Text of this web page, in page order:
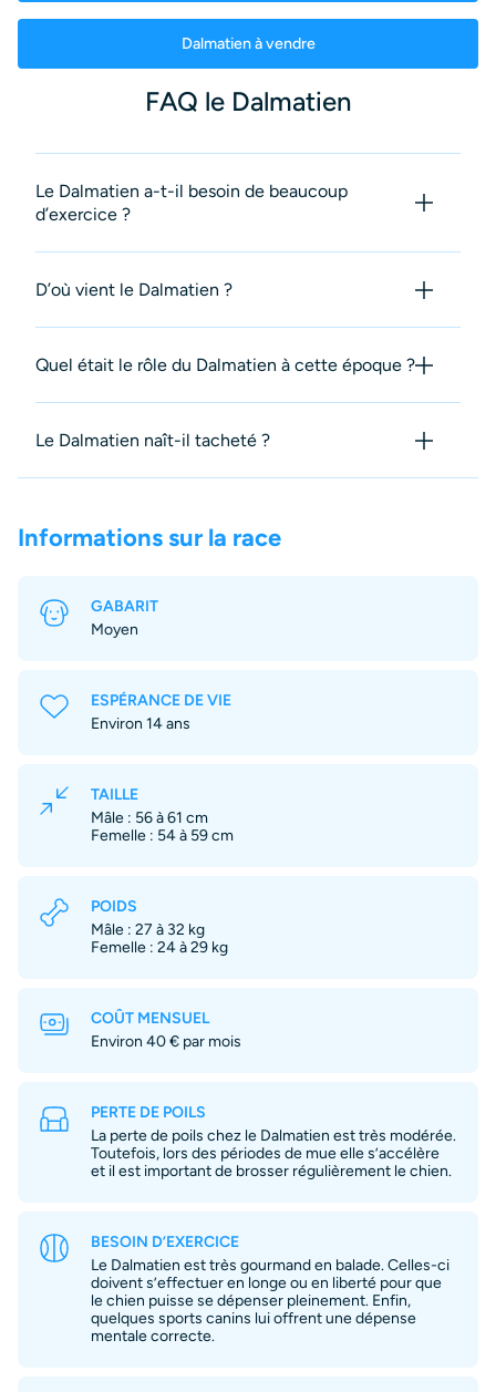
Dalmatien à vendre
FAQ le Dalmatien
Le Dalmatien a-t-il besoin de beaucoup
d’exercice ?
D’où vient le Dalmatien ?
Quel était le rôle du Dalmatien à cette époque ?
Le Dalmatien naît-il tacheté ?
Informations sur la race
GABARIT
Moyen
ESPÉRANCE DE VIE
Environ 14 ans
TAILLE
Mâle : 56 à 61 cm
Femelle : 54 à 59 cm
POIDS
Mâle : 27 à 32 kg
Femelle : 24 à 29 kg
COÛT MENSUEL
Environ 40 € par mois
PERTE DE POILS
La perte de poils chez le Dalmatien est très modérée.
Toutefois, lors des périodes de mue elle s’accélère
et il est important de brosser régulièrement le chien.
BESOIN D’EXERCICE
Le Dalmatien est très gourmand en balade. Celles-ci
doivent s’effectuer en longe ou en liberté pour que
le chien puisse se dépenser pleinement. Enfin,
quelques sports canins lui offrent une dépense
mentale correcte.